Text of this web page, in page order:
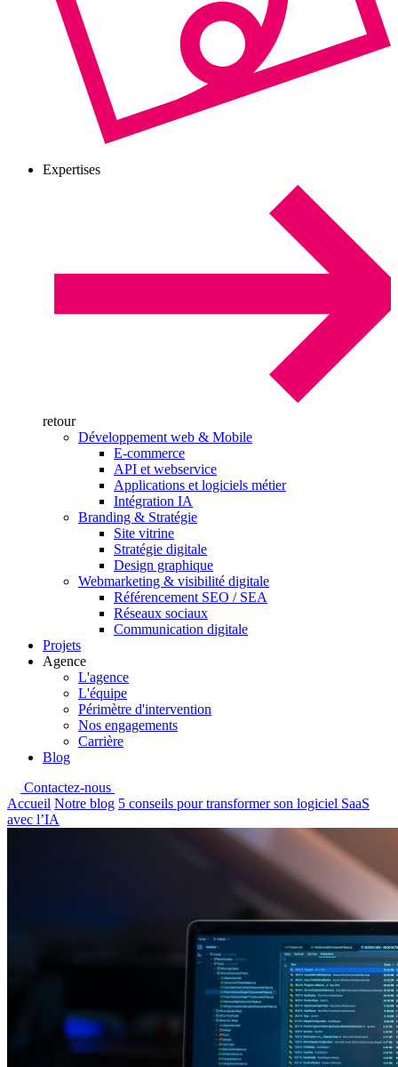
Expertises
retour
Développement web & Mobile
E-commerce
API et webservice
Applications et logiciels métier
Intégration IA
Branding & Stratégie
Site vitrine
Stratégie digitale
Design graphique
Webmarketing & visibilité digitale
Référencement SEO / SEA
Réseaux sociaux
Communication digitale
Projets
Agence
L'agence
L'équipe
Périmètre d'intervention
Nos engagements
Carrière
Blog
Contactez-nous
Accueil Notre blog 5 conseils pour transformer son logiciel SaaS
avec l’IA